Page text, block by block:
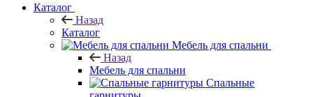
Каталог
Назад
Каталог
Мебель для спальни
Назад
Мебель для спальни
Спальные